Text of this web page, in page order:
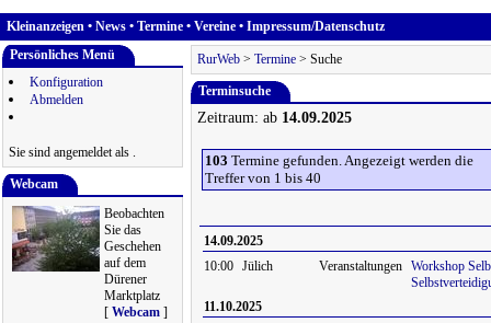
Kleinanzeigen • News • Termine • Vereine • Impressum/Datenschutz
Persönliches Menü
Konfiguration
Abmelden
Sie sind angemeldet als .
Webcam
Beobachten
Sie das
Geschehen
auf dem
Dürener
Marktplatz
[ Webcam ]
RurWeb > Termine > Suche
Terminsuche
Zeitraum: ab 14.09.2025
103 Termine gefunden. Angezeigt werden die
Treffer von 1 bis 40
14.09.2025
10:00 Jülich Veranstaltungen Workshop
11.10.2025